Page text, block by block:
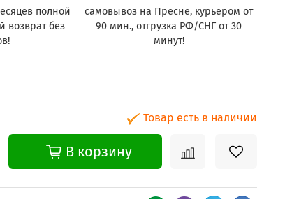
полной
возврат без
самовывоз на Пресне, курьером от
90 мин., отгрузка РФ/СНГ от 30
минут!
Товар есть в наличии
В корзину